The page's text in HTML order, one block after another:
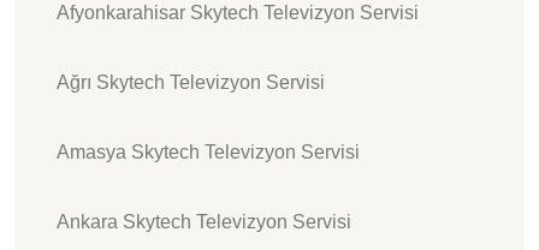
Afyonkarahisar Skytech Televizyon Servisi
Ağrı Skytech Televizyon Servisi
Amasya Skytech Televizyon Servisi
Ankara Skytech Televizyon Servisi